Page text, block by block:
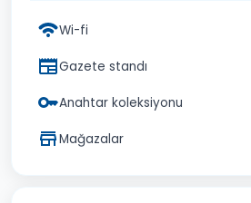
Wi-fi
Gazete standı
Anahtar koleksiyonu
Mağazalar